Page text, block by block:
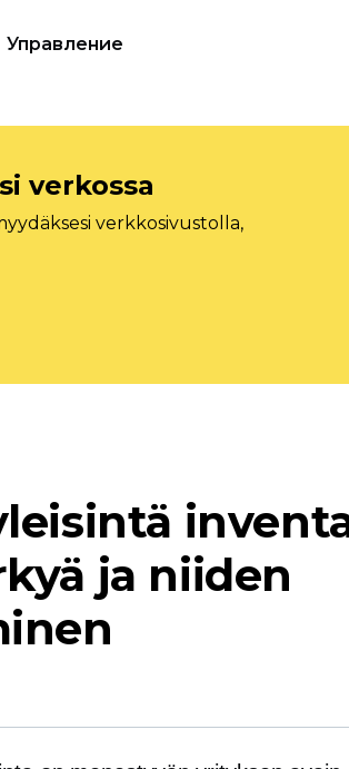
Управление
verkossa
verkkosivustolla,
ja niiden